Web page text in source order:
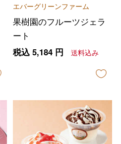
エバーグリーンファーム
果樹園のフルーツジェラ
ート
税込 5,184円 送料込み